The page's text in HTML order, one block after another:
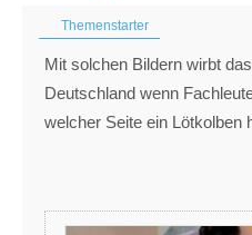
Themenstarter
Mit solchen Bildern wirbt
Deutschland wenn
welcher Seite ein Lötkolben